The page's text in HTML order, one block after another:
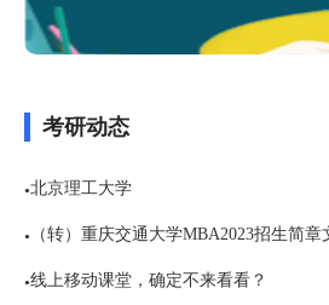
考研动态
●北京理工大学
● （转）重庆交通大学MBA2023招生简章
●线上移动课堂，确定不来看看？